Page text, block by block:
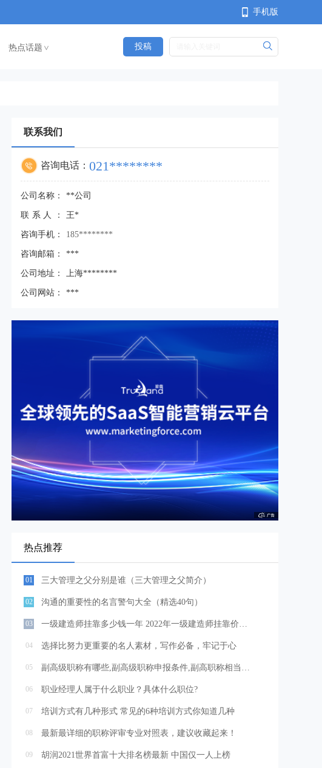
手机版
热点话题 < 投稿
联系我们
咨询电话： 021********
公司名称： **公司
联系人： 王*
咨询手机： 185********
咨询邮箱： ***
公司地址： 上海********
公司网站： ***
热点推荐
01 三大管理之父分别是谁（三大管理之父简介）
02 沟通的重要性的名言警句大全（精选40句）
03 一级建造师挂靠多少钱一年 2022年一级建造师挂靠价格及注意事项
04 选择比努力更重要的名人素材，写作必备，牢记于心
05 副高级职称有哪些,副高级职称申报条件,副高职称相当于什么级别
06 职业经理人属于什么职业？具体什么职位?
07 培训方式有几种形式 常见的6种培训方式你知道几种
08 最新最详细的职称评审专业对照表，建议收藏起来！
09 胡润2021世界首富十大排名榜最新 中国仅一人上榜